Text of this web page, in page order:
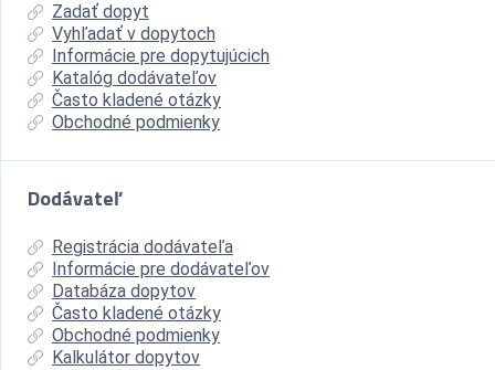
Zadať dopyt
Vyhľadať v dopytoch
Informácie pre dopytujúcich
Katalóg dodávateľov
Často kladené otázky
Obchodné podmienky
Dodávateľ
Registrácia dodávateľa
Informácie pre dodávateľov
Databáza dopytov
Často kladené otázky
Obchodné podmienky
Kalkulátor dopytov